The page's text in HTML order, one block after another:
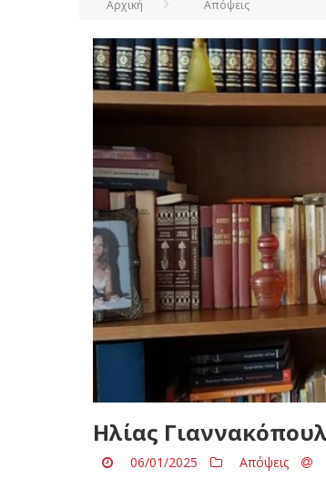
Αρχική Απόψεις
Ηλίας
06/01/2025 Απόψεις